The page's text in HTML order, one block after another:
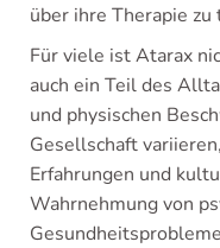
über ihre Therapie zu
Für viele ist Atarax
auch ein Teil des
und physischen
Gesellschaft
Erfahrungen und
Wahrnehmung von